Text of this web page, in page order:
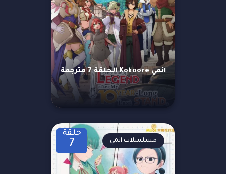
انمي Kokoore الحلقة 7 مترجمة
حلقة
7 مسلسلات انمي